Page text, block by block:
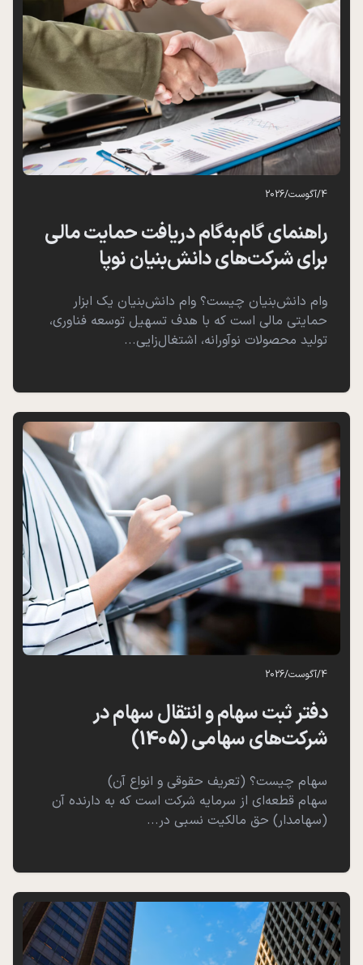
4
/آگوست/
2026
راهنمای گام‌به‌گام دریافت حمایت مالی
برای شرکت‌های دانش‌بنیان نوپا
وام دانش‌بنیان چیست؟ وام دانش‌بنیان یک ابزار
حمایتی مالی است که با هدف تسهیل توسعه فناوری،
تولید محصولات نوآورانه، اشتغال‌زایی...
4
/آگوست/
2026
دفتر ثبت سهام و انتقال سهام در
شرکت‌های سهامی (1405)
سهام چیست؟ (تعریف حقوقی و انواع آن)
سهام قطعه‌ای از سرمایه شرکت است که به دارنده آن
(سهامدار) حق مالکیت نسبی در...